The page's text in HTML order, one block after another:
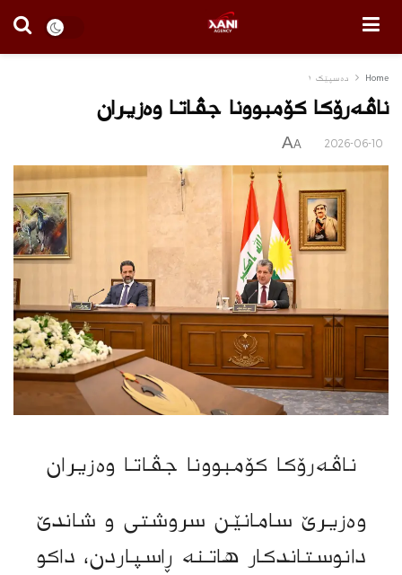
Home دەسپێک ١
ناڤەرۆكا كۆمبوونا جڤاتا وەزیران
2026-06-10
A
A
ناڤەرۆكا كۆمبوونا جڤاتا وەزیران
وەزیرێ سامانێن سروشتی و شاندێ
دانوستاندکار هاتنە ڕاسپاردن، داکو